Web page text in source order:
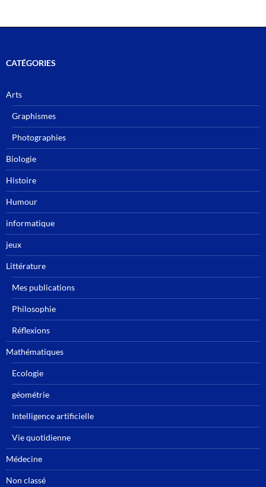
CATÉGORIES
Arts
Graphismes
Photographies
Biologie
Histoire
Humour
informatique
jeux
Littérature
Mes publications
Philosophie
Réflexions
Mathématiques
Ecologie
géométrie
Intelligence artificielle
Vie quotidienne
Médecine
Non classé